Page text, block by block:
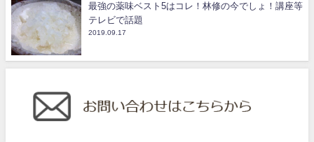
最強の薬味ベスト5はコレ！林修の今でしょ！講座等
テレビで話題
2019.09.17